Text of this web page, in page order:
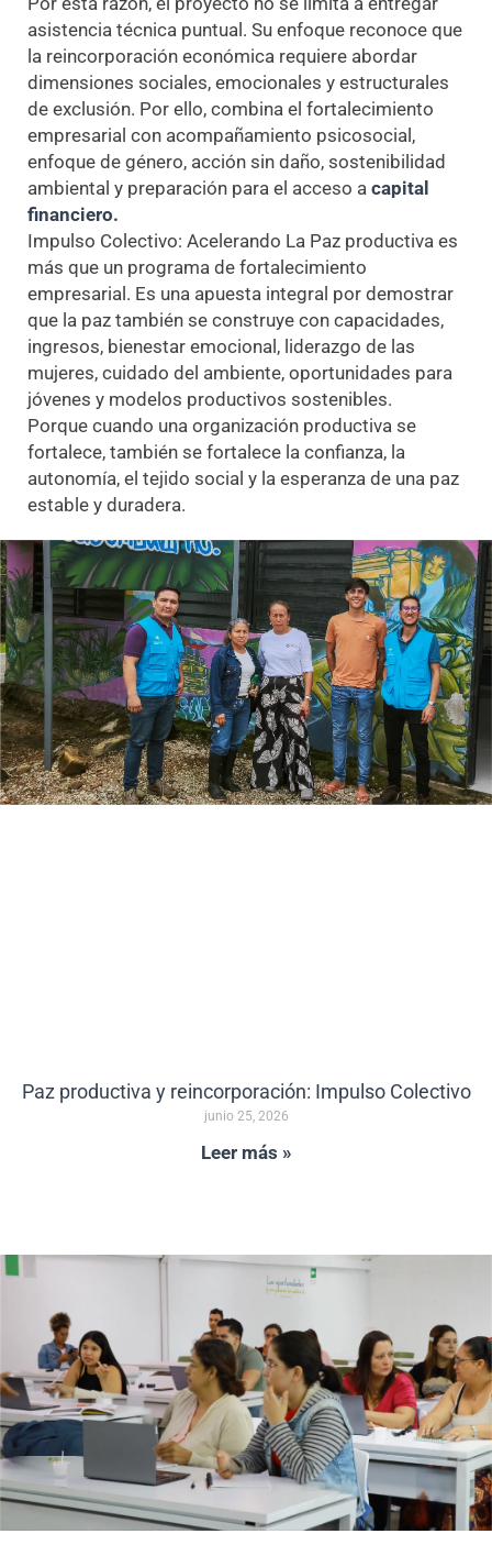
asistencia técnica puntual. Su enfoque reconoce que
la reincorporación económica requiere abordar
dimensiones sociales, emocionales y estructurales
de exclusión. Por ello, combina el fortalecimiento
empresarial con acompañamiento psicosocial,
enfoque de género, acción sin daño, sostenibilidad
ambiental y preparación para el acceso a capital
financiero.
Impulso Colectivo: Acelerando La Paz productiva es
más que un programa de fortalecimiento
empresarial. Es una apuesta integral por demostrar
que la paz también se construye con capacidades,
ingresos, bienestar emocional, liderazgo de las
mujeres, cuidado del ambiente, oportunidades para
jóvenes y modelos productivos sostenibles.
Porque cuando una organización productiva se
fortalece, también se fortalece la confianza, la
autonomía, el tejido social y la esperanza de una paz
estable y duradera.
Paz productiva y reincorporación: Impulso Colectivo
junio 25, 2026
Leer más »